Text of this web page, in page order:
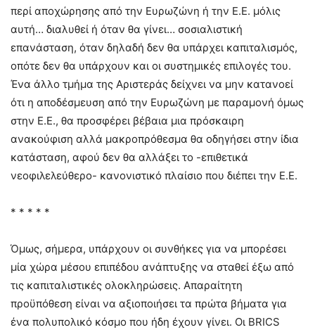
περί αποχώρησης από την Ευρωζώνη ή την Ε.Ε. μόλις
αυτή… διαλυθεί ή όταν θα γίνει… σοσιαλιστική
επανάσταση, όταν δηλαδή δεν θα υπάρχει καπιταλισμός,
οπότε δεν θα υπάρχουν και οι συστημικές επιλογές του.
Ένα άλλο τμήμα της Αριστεράς δείχνει να μην κατανοεί
ότι η αποδέσμευση από την Ευρωζώνη με παραμονή όμως
στην Ε.Ε., θα προσφέρει βέβαια μια πρόσκαιρη
ανακούφιση αλλά μακροπρόθεσμα θα οδηγήσει στην ίδια
κατάσταση, αφού δεν θα αλλάξει το -επιθετικά
νεοφιλελεύθερο- κανονιστικό πλαίσιο που διέπει την Ε.Ε.
* * * * *
Όμως, σήμερα, υπάρχουν οι συνθήκες για να μπορέσει
μία χώρα μέσου επιπέδου ανάπτυξης να σταθεί έξω από
τις καπιταλιστικές ολοκληρώσεις. Απαραίτητη
προϋπόθεση είναι να αξιοποιήσει τα πρώτα βήματα για
ένα πολυπολικό κόσμο που ήδη έχουν γίνει. Οι BRICS